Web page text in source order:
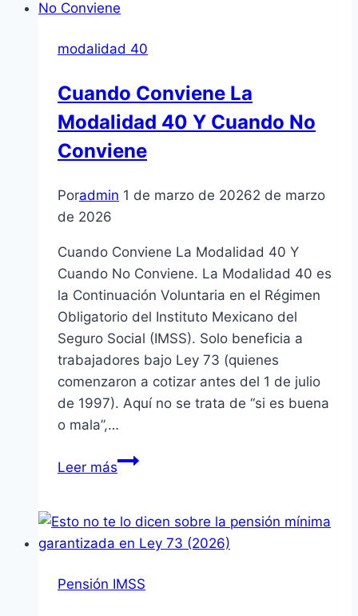
40
modalidad 40
Cuando Conviene La
Modalidad 40 Y Cuando No
Conviene
Poradmin 1 de marzo de 20262 de marzo
de 2026
Cuando Conviene La Modalidad 40 Y
Cuando No Conviene. La Modalidad 40 es
la Continuación Voluntaria en el Régimen
Obligatorio del Instituto Mexicano del
Seguro Social (IMSS). Solo beneficia a
trabajadores bajo Ley 73 (quienes
comenzaron a cotizar antes del 1 de julio
de 1997). Aquí no se trata de “si es buena
o mala”,…
Leer másCuando
Modalidad
40
Cuando
Pensión IMSS